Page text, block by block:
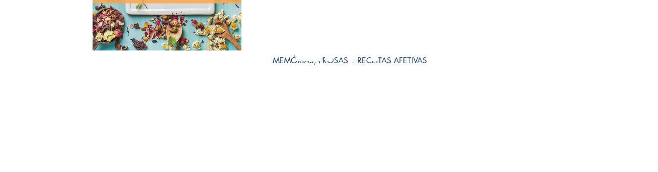
MEMÓRIAS, PROSAS E RECEITAS AFETIVAS
EM